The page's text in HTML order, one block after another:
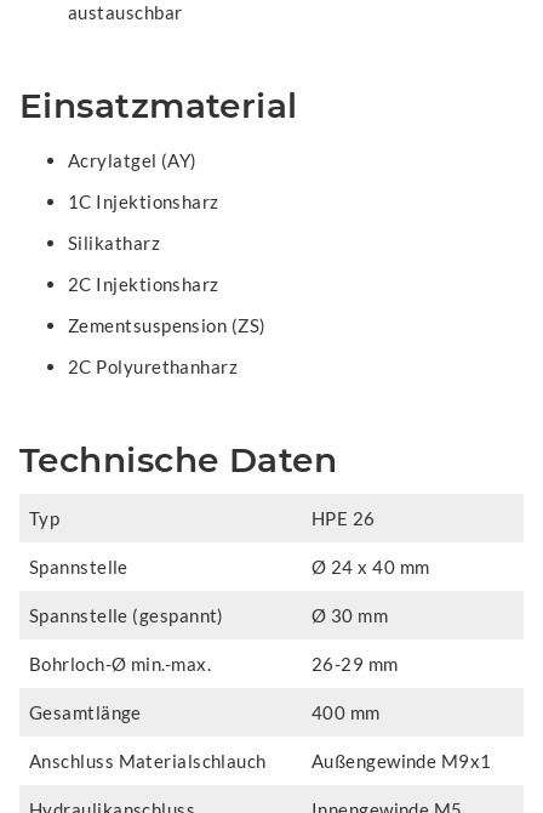
austauschbar
Einsatzmaterial
Acrylatgel (AY)
1C Injektionsharz
Silikatharz
2C Injektionsharz
Zementsuspension (ZS)
2C Polyurethanharz
Technische Daten
Typ HPE 26
Spannstelle Ø 24 x 40 mm
Spannstelle (gespannt) Ø 30 mm
Bohrloch-Ø min.-max. 26-29 mm
Gesamtlänge 400 mm
Anschluss Materialschlauch Außengewinde M9x1